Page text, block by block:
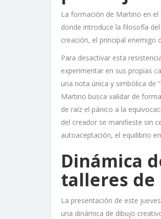
La formación de Martino en
donde introduce la filosofía
creación, el principal enemigo
Para desactivar esta
experimentar en sus propias
una nota única y simbólica de
Martino busca validar de
de raíz el pánico a la
del creador se manifieste sin
autoaceptación, el equilibrio
Dinámica
talleres de
La presentación de este
una dinámica de dibujo